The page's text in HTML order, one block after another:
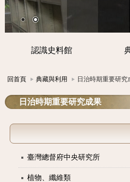
認識史料館
回首頁 典藏與利用 日治時期重要研究
日治時期重要研究成果
臺灣總督府中央研究所
植物、纖維類